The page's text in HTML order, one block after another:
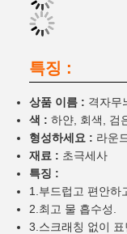
특징 :
상품 이름 : 격자무
색 : 하얀, 회색, 검
형성하세요 : 라운
재료 : 초극세사
특징 :
1.부드럽고 편안하
2.최고 물 흡수성.
3.스크래칭 없이